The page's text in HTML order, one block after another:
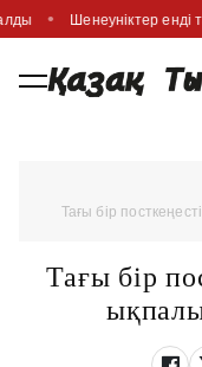
Шенеуніктер енді
Тағы бір
Тағы бір